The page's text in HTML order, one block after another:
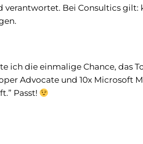
Bei Consultics gilt:
ich die einmalige Chance, das
Advocate und 10x Microsoft
Passt!